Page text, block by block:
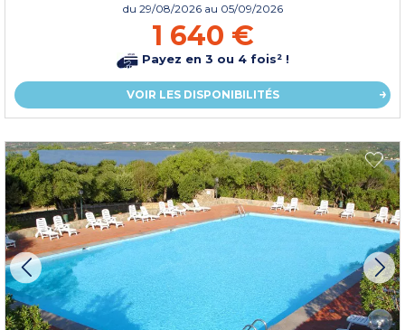
du 29/08/2026 au 05/09/2026
1 640 €
Payez en 3 ou 4 fois² !
VOIR LES DISPONIBILITÉS